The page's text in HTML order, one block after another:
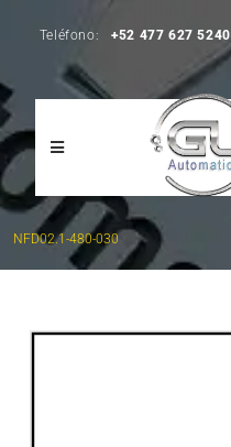
Teléfono: +52 477 627 5240
NFD02.1-480-030